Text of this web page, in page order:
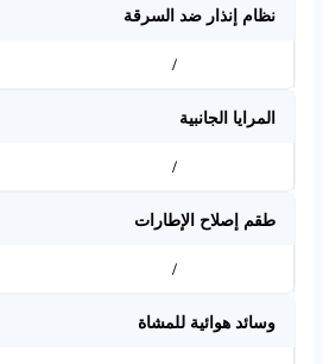
نظام إنذار ضد السرقة
/
المرايا الجانبية
/
طقم إصلاح الإطارات
/
وسائد هوائية للمشاة